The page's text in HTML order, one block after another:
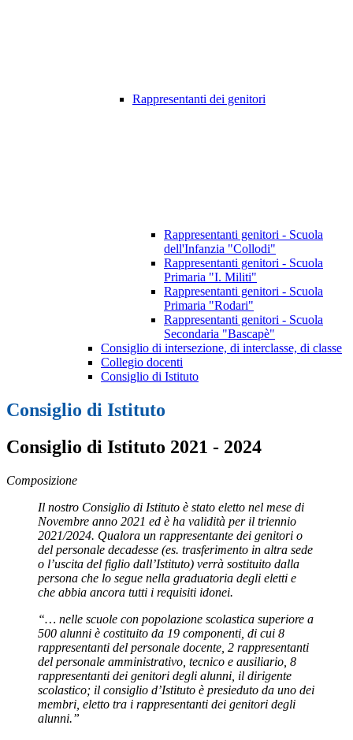
Rappresentanti dei genitori
Rappresentanti genitori - Scuola
dell'Infanzia "Collodi"
Rappresentanti genitori - Scuola
Primaria "I. Militi"
Rappresentanti genitori - Scuola
Primaria "Rodari"
Rappresentanti genitori - Scuola
Secondaria "Bascapè"
Consiglio di intersezione, di interclasse, di classe
Collegio docenti
Consiglio di Istituto
Consiglio di Istituto
Consiglio di Istituto 2021 - 2024
Composizione
Il nostro Consiglio di Istituto è stato eletto nel mese di
Novembre anno 2021 ed è ha validità per il triennio
2021/2024. Qualora un rappresentante dei genitori o
del personale decadesse (es. trasferimento in altra sede
o l’uscita del figlio dall’Istituto) verrà sostituito dalla
persona che lo segue nella graduatoria degli eletti e
che abbia ancora tutti i requisiti idonei.
“… nelle scuole con popolazione scolastica superiore a
500 alunni è costituito da 19 componenti, di cui 8
rappresentanti del personale docente, 2 rappresentanti
del personale amministrativo, tecnico e ausiliario, 8
rappresentanti dei genitori degli alunni, il dirigente
scolastico; il consiglio d’Istituto è presieduto da uno dei
membri, eletto tra i rappresentanti dei genitori degli
alunni.”